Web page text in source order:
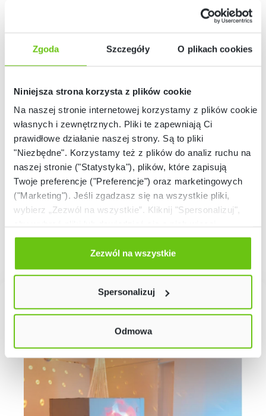
Zgoda Szczegóły O plikach cookies
Niniejsza strona korzysta z plików cookie
Na naszej stronie internetowej korzystamy z plików cookie:
własnych i zewnętrznych. Pliki te zapewniają Ci
prawidłowe działanie naszej strony. Są to pliki
"Niezbędne". Korzystamy też z plików do analiz ruchu na
naszej stronie ("Statystyka"), plików, które zapisują
Twoje preferencje ("Preferencje") oraz marketingowych
("Marketing"). Jeśli zgadzasz się na wszystkie pliki,
wybierz „Zezwól na wszystkie”. Kliknij "Spersonalizuj",
Odmów zgody poprzez przycisk „Odmowa”. Wtedy
użyjemy tylko plików niezbędnych dla naszej strony.
Twój wybór możesz zmienić przez kliknięcie przycisku w
Polityce prywatności
Zezwól na wszystkie
Spersonalizuj
Odmowa
magazynowy
Biały kącik – pufy z
lustrem – zestaw 2
Kod produktu:
4 929,20 zł
zamówienie
Słupek narożny do
białych kącików
Kod produktu: 094369PU
159,90 zł